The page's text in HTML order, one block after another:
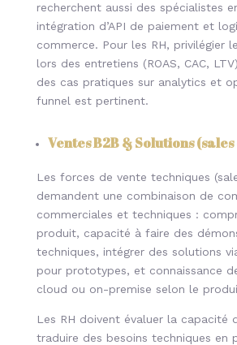
recherchent aussi des spécialistes
intégration d’API de paiement et
commerce. Pour les RH, privilégier
lors des entretiens (ROAS, CAC,
des cas pratiques sur analytics et
funnel est pertinent.
Ventes B2B & Solutions
Les forces de vente techniques
demandent une combinaison de
commerciales et techniques :
produit, capacité à faire des
techniques, intégrer des solutions
pour prototypes, et connaissance
cloud ou on-premise selon le
Les RH doivent évaluer la capacité
traduire des besoins techniques en